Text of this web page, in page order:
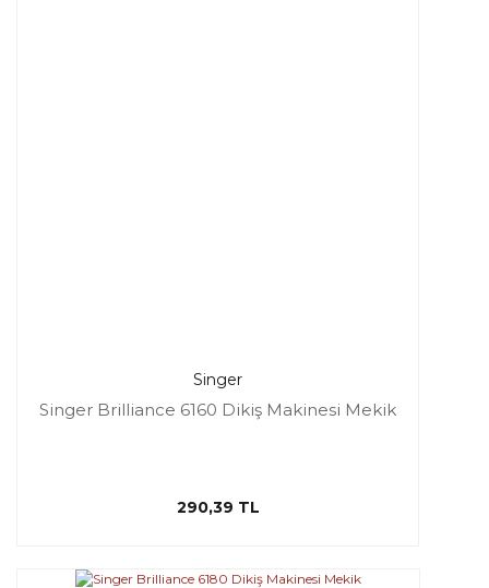
Singer
Singer Brilliance 6160 Dikiş Makinesi Mekik
290,39 TL